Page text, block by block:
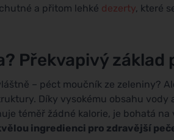
a přitom lehké dezerty, které
Překvapivý základ
– péct moučník ze zeleniny?
Díky vysokému obsahu
téměř žádné kalorie, je bohatá
ingredienci pro zdravější